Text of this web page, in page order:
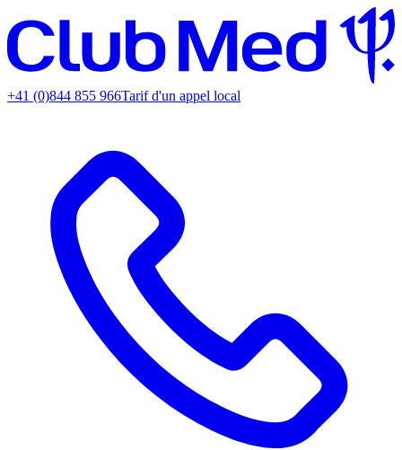
+41 (0)844 855 966Tarif d'un appel local